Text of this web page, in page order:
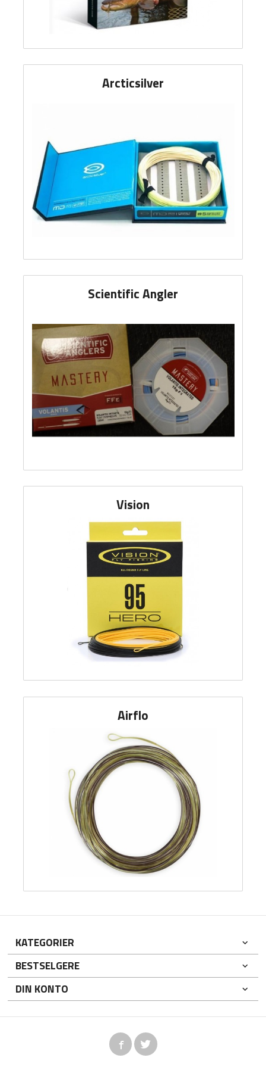
Arcticsilver
Scientific Angler
Vision
Airflo
KATEGORIER
BESTSELGERE
DIN KONTO